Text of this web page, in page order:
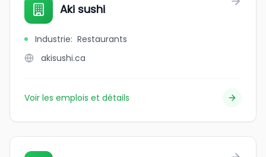
Aki sushi
Industrie: Restaurants
akisushi.ca
Voir les emplois et détails